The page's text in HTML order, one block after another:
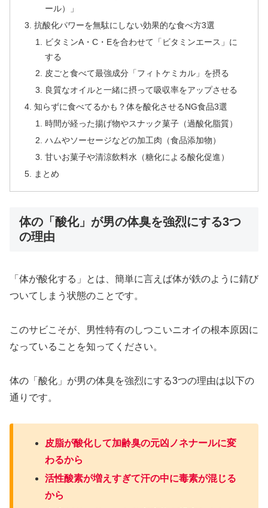
ール）」
抗酸化パワーを無駄にしない効果的な食べ方3選
ビタミンA・C・Eを合わせて「ビタミンエース」に
する
皮ごと食べて最強成分「フィトケミカル」を摂る
良質なオイルと一緒に摂って吸収率をアップさせる
知らずに食べてるかも？体を酸化させるNG食品3選
時間が経った揚げ物やスナック菓子（過酸化脂質）
ハムやソーセージなどの加工肉（食品添加物）
甘いお菓子や清涼飲料水（糖化による酸化促進）
まとめ
体の「酸化」が男の体臭を強烈にする3つ
の理由
「体が酸化する」とは、簡単に言えば体が鉄のように錆び
ついてしまう状態のことです。
このサビこそが、男性特有のしつこいニオイの根本原因に
なっていることを知ってください。
体の「酸化」が男の体臭を強烈にする3つの理由は以下の
通りです。
皮脂が酸化して加齢臭の元凶ノネナールに変
わるから
活性酸素が増えすぎて汗の中に毒素が混じる
から